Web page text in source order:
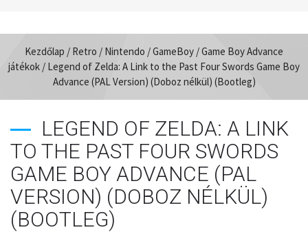
Kezdőlap / Retro / Nintendo /GameBoy /Game Boy Advance
játékok / Legend of Zelda: A Link to the Past Four Swords Game Boy
Advance (PAL Version) (Doboz nélkül) (Bootleg)
LEGEND OF ZELDA: A LINK
TO THE PAST FOUR SWORDS
GAME BOY ADVANCE (PAL
VERSION) (DOBOZ NÉLKÜL)
(BOOTLEG)